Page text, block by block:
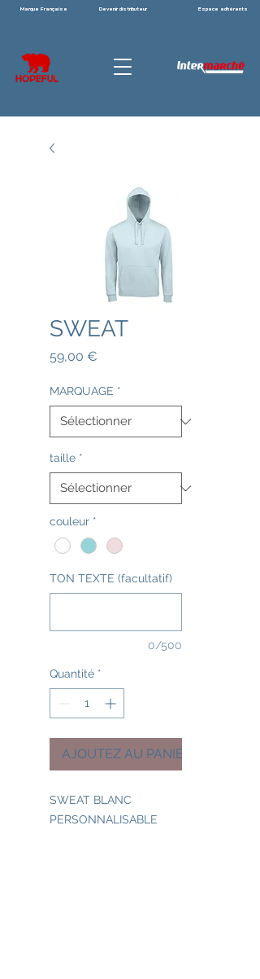
Marque Française Devenir distributeur Espace adhérents
SWEAT
59,00 €
MARQUAGE *
taille *
couleur *
TON TEXTE (facultatif)
0/500
Quantité *
AJOUTEZ AU PANIER
SWEAT BLANC
PERSONNALISABLE